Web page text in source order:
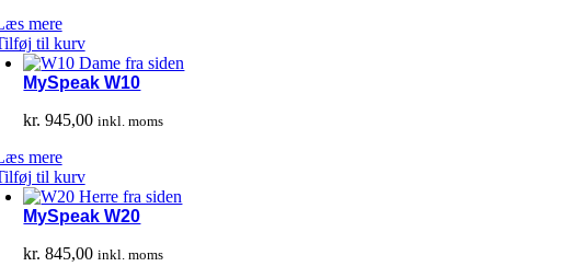
mere
til kurv
MySpeak W10
kr. 945,00 inkl. moms
mere
til kurv
MySpeak W20
kr. 845,00 inkl. moms